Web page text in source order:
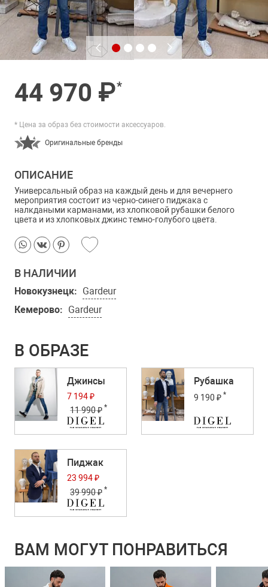
44 970 ₽*
* Цена за образ без стоимости аксессуаров.
Оригинальные бренды
ОПИСАНИЕ
Универсальный образ на каждый день и для вечернего
мероприятия состоит из черно-синего пиджака с
налкдаными карманами, из хлопковой рубашки белого
цвета и из хлопковых джинс темно-голубого цвета.
В НАЛИЧИИ
Новокузнецк: Gardeur
Кемерово: Gardeur
В ОБРАЗЕ
Джинсы
7 194 ₽
11 990 ₽ *
Рубашка
9 190 ₽ *
Пиджак
23 994 ₽
39 990 ₽ *
ВАМ МОГУТ ПОНРАВИТЬСЯ